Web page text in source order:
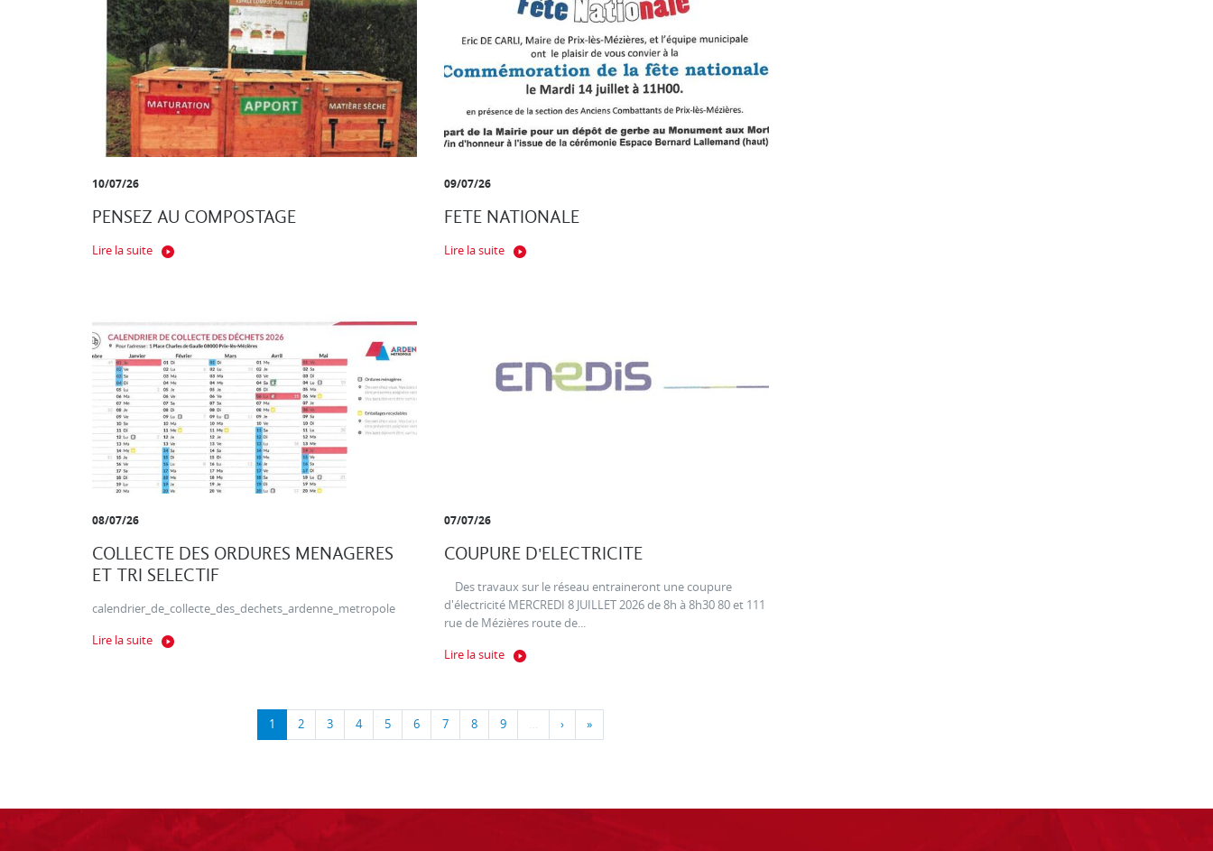
10/07/26
PENSEZ AU COMPOSTAGE
Lire la suite
09/07/26
FETE NATIONALE
Lire la suite
08/07/26
COLLECTE DES ORDURES MENAGERES
ET TRI SELECTIF
calendrier_de_collecte_des_dechets_ardenne_metropole
Lire la suite
07/07/26
COUPURE D'ELECTRICITE
Des travaux sur le réseau entraineront une coupure
d'électricité MERCREDI 8 JUILLET 2026 de 8h à 8h30 80 et 111
rue de Mézières route de...
Lire la suite
1 2 3 4 5 6 7 8 9 … › »